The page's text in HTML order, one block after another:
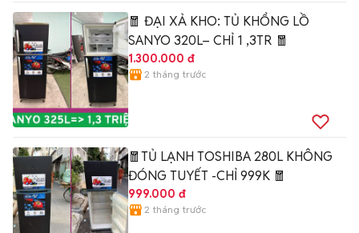
🧧 ĐẠI XẢ KHO: TỦ KHỔNG LỒ
SANYO 320L– CHỈ 1 ,3TR 🧧
1.300.000 đ
2 tháng trước
🧧TỦ LẠNH TOSHIBA 280L KHÔNG
ĐÓNG TUYẾT -CHỈ 999K 🧧
999.000 đ
2 tháng trước